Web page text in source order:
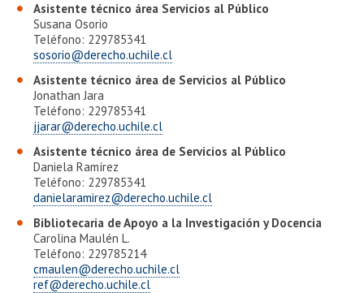
Asistente técnico área Servicios al Público
Susana Osorio
Teléfono: 229785341
sosorio@derecho.uchile.cl
Asistente técnico área de Servicios al Público
Jonathan Jara
Teléfono: 229785341
jjarar@derecho.uchile.cl
Asistente técnico área de Servicios al Público
Daniela Ramírez
Teléfono: 229785341
danielaramirez@derecho.uchile.cl
Bibliotecaria de Apoyo a la Investigación y Docencia
Carolina Maulén L.
Teléfono: 229785214
cmaulen@derecho.uchile.cl
ref@derecho.uchile.cl